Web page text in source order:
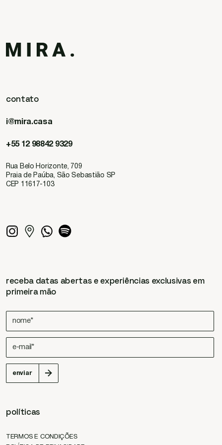
publicidade
história
parceiros
contato
i@mira.casa
+55 12 98842 9329
Rua Belo Horizonte, 709
Praia de Paúba, São Sebastião SP
CEP 11617-103
receba datas abertas e experiências exclusivas em
primeira mão
enviar
políticas
TERMOS E CONDIÇÕES